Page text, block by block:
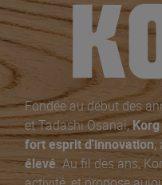
Fondée au début des
et Tadashi Osanai,Korg
fort esprit d'innovation,
élevé. Au fil des ans,